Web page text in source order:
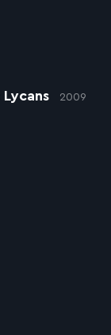
2009